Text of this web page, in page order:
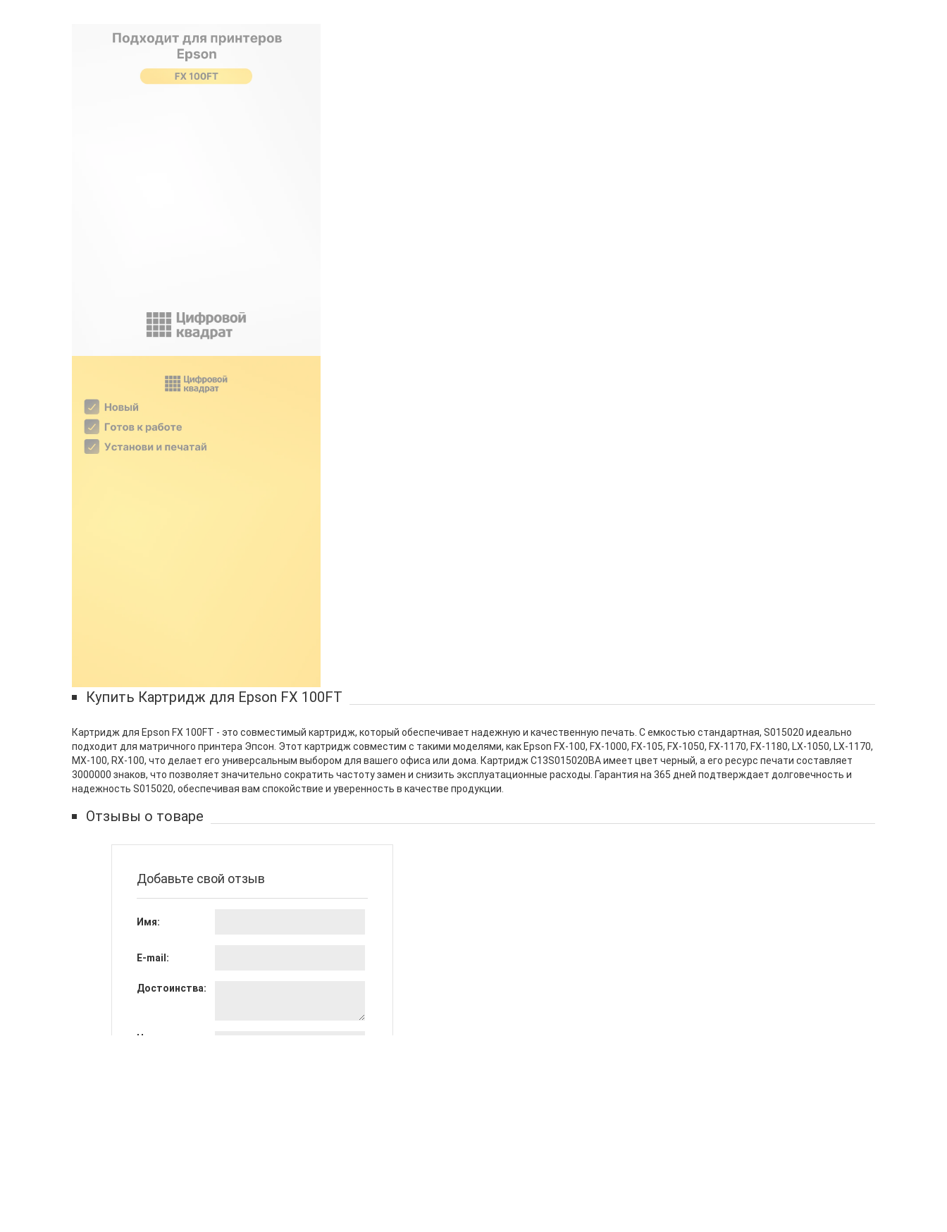
Купить Картридж для Epson FX 100FT
Картридж для Epson FX 100FT - это совместимый картридж, который обеспечивает надежную и качественную печать. С емкостью стандартная, S015020 идеально
подходит для матричного принтера Эпсон. Этот картридж совместим с такими моделями, как Epson FX-100, FX-1000, FX-105, FX-1050, FX-1170, FX-1180, LX-1050, LX-1170,
MX-100, RX-100, что делает его универсальным выбором для вашего офиса или дома. Картридж C13S015020BA имеет цвет черный, а его ресурс печати составляет
3000000 знаков, что позволяет значительно сократить частоту замен и снизить эксплуатационные расходы. Гарантия на 365 дней подтверждает долговечность и
надежность S015020, обеспечивая вам спокойствие и уверенность в качестве продукции.
Отзывы о товаре
Добавьте свой отзыв
Имя:
E-mail:
Достоинства:
Недостатки: